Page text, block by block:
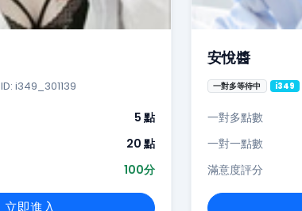
ID: i349_301139
5 點
20 點
100分
安悅醬
一對多等待中 i349
一對多點數
一對一點數
滿意度評分